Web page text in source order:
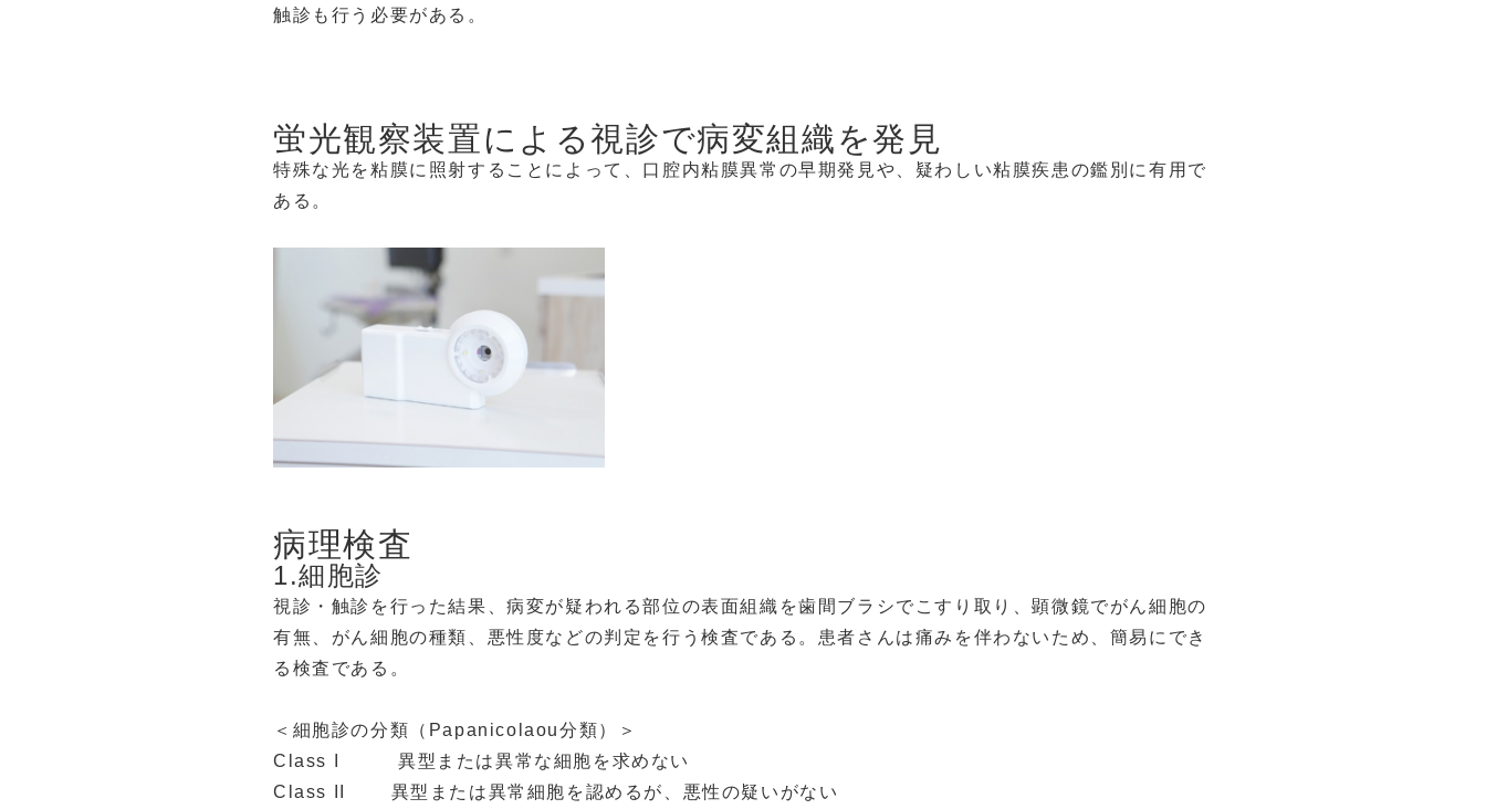
触診も行う必要がある。
蛍光観察装置による視診で病変組織を発見
特殊な光を粘膜に照射することによって、口腔内粘膜異常の早期発見や、疑わしい粘膜疾患の鑑別に有用で
ある。
病理検査
1.細胞診
視診・触診を行った結果、病変が疑われる部位の表面組織を歯間ブラシでこすり取り、顕微鏡でがん細胞の
有無、がん細胞の種類、悪性度などの判定を行う検査である。患者さんは痛みを伴わないため、簡易にでき
る検査である。
＜細胞診の分類（Papanicolaou分類）＞
Class I 異型または異常な細胞を求めない
Class II 異型または異常細胞を認めるが、悪性の疑いがない